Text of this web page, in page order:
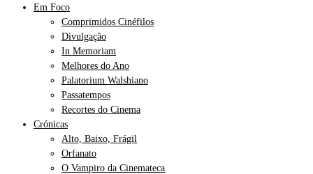
Em Foco
Comprimidos Cinéfilos
Divulgação
In Memoriam
Melhores do Ano
Palatorium Walshiano
Passatempos
Recortes do Cinema
Crónicas
Alto, Baixo, Frágil
Orfanato
O Vampiro da Cinemateca